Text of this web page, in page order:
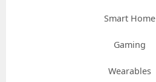
Smart Home
Gaming
Wearables